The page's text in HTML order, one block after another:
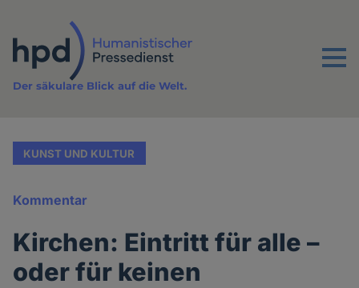
Inhalt
Menu
Der säkulare Blick auf die Welt.
KUNST UND KULTUR
Kommentar
Kirchen: Eintritt für alle –
oder für keinen